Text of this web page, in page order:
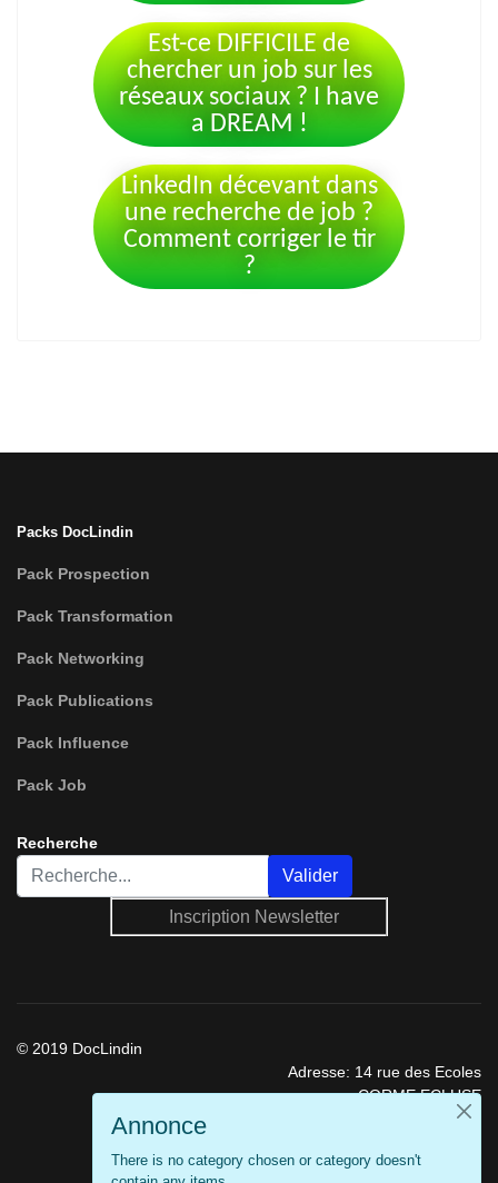
Annonce
There is no category chosen or category doesn't
Est-ce DIFFICILE de
chercher un job sur les
réseaux sociaux ? I have
a DREAM !
LinkedIn décevant dans
une recherche de job ?
Comment corriger le tir
?
Packs DocLindin
Pack Prospection
Pack Transformation
Pack Networking
Pack Publications
Pack Influence
Pack Job
Recherche
Rechercher
Valider
Inscription Newsletter
© 2019 DocLindin
Adresse: 14 rue des Ecoles
CORME ECLUSE
17600 France
Mobile: 06 43 23 01 03